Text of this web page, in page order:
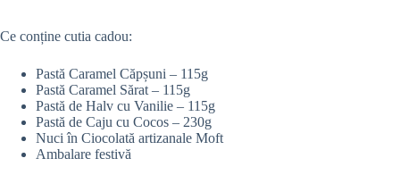
Ce conține cutia cadou:
Pastă Caramel Căpșuni – 115g
Pastă Caramel Sărat – 115g
Pastă de Halv cu Vanilie – 115g
Pastă de Caju cu Cocos – 230g
Nuci în Ciocolată artizanale Moft
Ambalare festivă